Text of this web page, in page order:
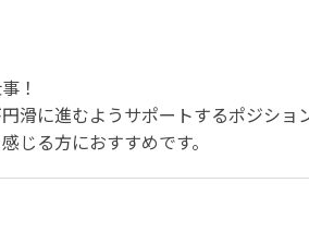
！
滑に進むようサポートするポジショ
じる方におすすめです。